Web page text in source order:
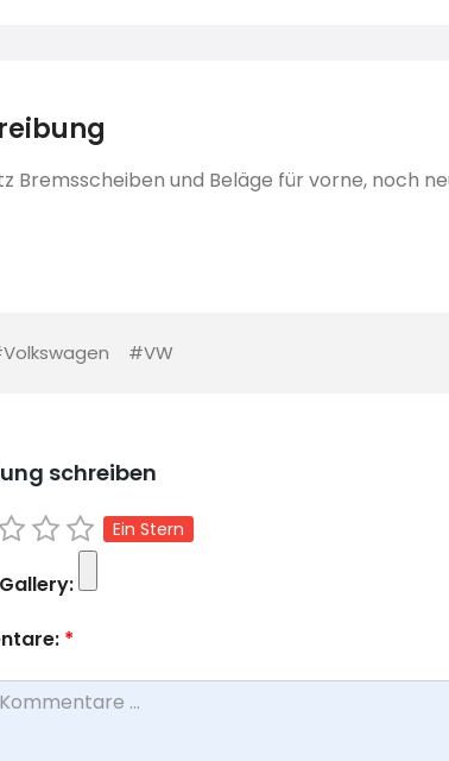
Bremsscheiben und Beläge für vorne, noch
#VW
schreiben
Ein Stern
*